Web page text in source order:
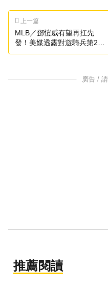
上一篇
MLB／鄧愷威有望再扛先
發！美媒透露對遊騎兵第2戰
登板
廣告 /
推薦閱讀